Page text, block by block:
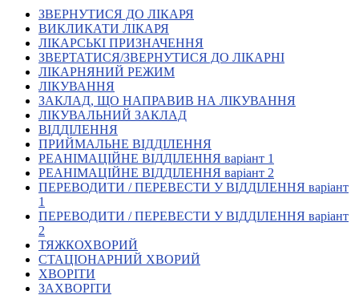
92 роки УТОГ
93 роки УТОГ
Історії та спогади ветеранів УТОГ
Кадрові зміни
Працевлаштування
Про глухих
Постаті в УТОГ
Все про УТОГ: ваші права, послуги та підтримка:
Важлива інформація
Благодійні справи
Історія глухих
Коронавірус
Брифінги
Офіційна інформація
Про УТОГ
Керівництво УТОГ
Громадські ради УТОГ ⩺
ЗВЕРНУТИСЯ ДО ЛІКАРЯ
ВИКЛИКАТИ ЛІКАРЯ
ЛІКАРСЬКІ ПРИЗНАЧЕННЯ
ЗВЕРТАТИСЯ/ЗВЕРНУТИСЯ ДО ЛІКАРНІ
ЛІКАРНЯНИЙ РЕЖИМ
ЛІКУВАННЯ
ЗАКЛАД, ЩО НАПРАВИВ НА ЛІКУВАННЯ
ЛІКУВАЛЬНИЙ ЗАКЛАД
ВІДДІЛЕННЯ
ПРИЙМАЛЬНЕ ВІДДІЛЕННЯ
РЕАНІМАЦІЙНЕ ВІДДІЛЕННЯ варіант 1
РЕАНІМАЦІЙНЕ ВІДДІЛЕННЯ варіант 2
ПЕРЕВОДИТИ / ПЕРЕВЕСТИ У ВІДДІЛЕННЯ варіант
1
ПЕРЕВОДИТИ / ПЕРЕВЕСТИ У ВІДДІЛЕННЯ варіант
2
ТЯЖКОХВОРИЙ
СТАЦІОНАРНИЙ ХВОРИЙ
ХВОРІТИ
ЗАХВОРІТИ